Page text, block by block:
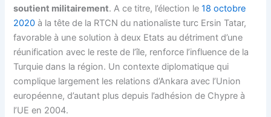
soutient militairement. A ce titre, l’élection le18 octobre
2020 à la tête de la RTCN du nationaliste turc Ersin Tatar,
favorable à une solution à deux Etats au détriment d’une
réunification avec le reste de l’île, renforce l’influence de la
Turquie dans la région. Un contexte diplomatique qui
complique largement les relations d’Ankara avec l’Union
européenne, d’autant plus depuis l’adhésion de Chypre à
l’UE en 2004.